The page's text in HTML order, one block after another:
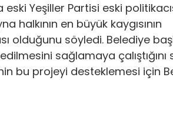
Yeşiller Partisi eski
halkının en büyük kaygısının
olduğunu söyledi. Belediye
sağlamaya çalıştığını
bu projeyi desteklemesi için